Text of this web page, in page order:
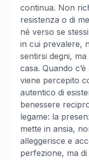
continua. Non
resistenza o di
né verso se
in cui prevalere,
sentirsi degni,
casa. Quando
viene percepito
autentico di
benessere
legame: la
mette in ansia,
alleggerisce e
perfezione, ma